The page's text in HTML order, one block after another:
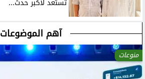
تستعد لأكبر حدث...
آهم الموضوعات
منوعات